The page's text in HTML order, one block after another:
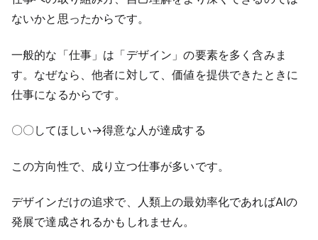
ないかと思ったからです。
一般的な「仕事」は「デザイン」の要素を多く含みま
す。なぜなら、他者に対して、価値を提供できたときに
仕事になるからです。
〇〇してほしい→得意な人が達成する
この方向性で、成り立つ仕事が多いです。
デザインだけの追求で、人類上の最効率化であればAIの
発展で達成されるかもしれません。